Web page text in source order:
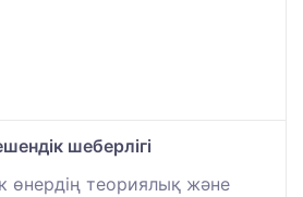
шеберлігі
өнердің теориялық және